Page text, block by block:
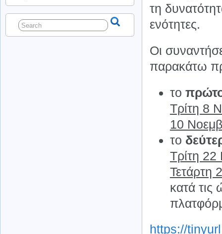
τη
ενότητες.
Οι
παρακάτω
το
Τρίτη 8
10
το
Τρίτη
Τετάρτη
κατά τις
https://